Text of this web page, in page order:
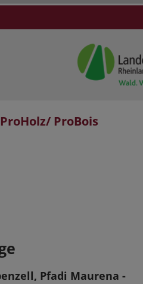
ProBois
Pfadi Maurena -